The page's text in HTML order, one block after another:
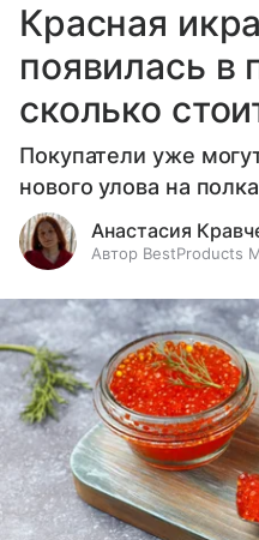
Красная
появилась в
сколько
Покупатели уже
нового улова на
Анастасия
Автор BestProducts